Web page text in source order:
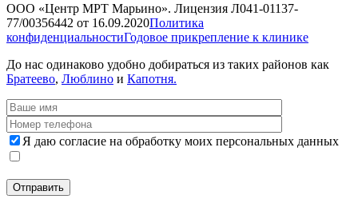
ООО «Центр МРТ Марьино». Лицензия Л041-01137-
77/00356442 от 16.09.2020Политика
конфиденциальностиГодовое прикрепление к клинике
До нас одинаково удобно добираться из таких районов как
Братеево, Люблино и Капотня.
Я даю согласие на обработку моих персональных данных